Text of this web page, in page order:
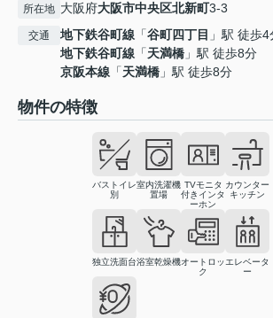
所在地 大阪府大阪市中央区北新町3-3
交通 地下鉄谷町線 「谷町四丁目 」駅 徒歩4
地下鉄谷町線 「天満橋 」駅 徒歩8分
京阪本線 「天満橋 」駅 徒歩8分
物件の特徴
バストイレ
別
室内洗濯機
置場
TVモニタ
付きインタ
ーホン
カウンター
キッチン
独立洗面台浴室乾燥機オートロッ
ク
エレベータ
ー